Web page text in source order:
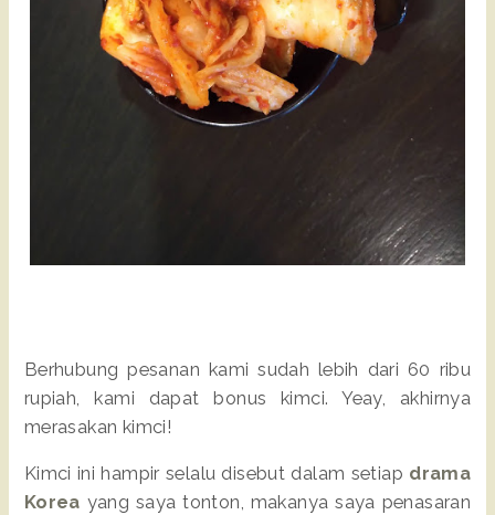
Berhubung pesanan kami sudah lebih dari 60 ribu
rupiah, kami dapat bonus kimci. Yeay, akhirnya
merasakan kimci!
Kimci ini hampir selalu disebut dalam setiap drama
Korea yang saya tonton, makanya saya penasaran